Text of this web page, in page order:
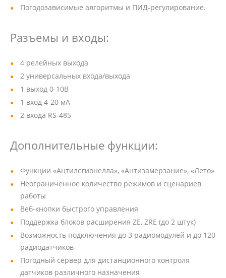
Погодозависимые алгоритмы и ПИД-регулирование.
Разъемы и входы:
4 релейных выхода
2 универсальных входа/выхода
1 выход 0-10В
1 вход 4-20 мА
2 входа RS-485
Дополнительные функции:
Функции «Антилегионелла», «Антизамерзание», «Лето»
Неограниченное количество режимов и сценариев
работы
Веб-кнопки быстрого управления
Поддержка блоков расширения ZE, ZRE (до 2 штук)
Возможность подключения до 3 радиомодулей и до 120
радиодатчиков
Погодный сервер для дистанционного контроля
датчиков различного назначения